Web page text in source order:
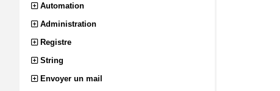
Automation
Administration
Registre
String
Envoyer un mail